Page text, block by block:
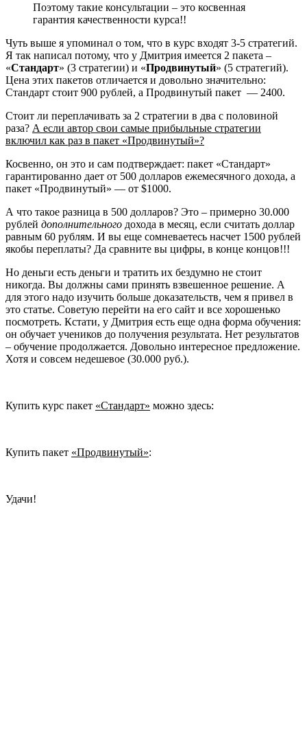
Поэтому такие консультации – это косвенная
гарантия качественности курса!!
Чуть выше я упоминал о том, что в курс входят 3-5 стратегий.
Я так написал потому, что у Дмитрия имеется 2 пакета –
«Стандарт» (3 стратегии) и «Продвинутый» (5 стратегий).
Цена этих пакетов отличается и довольно значительно:
Стандарт стоит 900 рублей, а Продвинутый пакет — 2400.
Стоит ли переплачивать за 2 стратегии в два с половиной
раза? А если автор свои самые прибыльные стратегии
включил как раз в пакет «Продвинутый»?
Косвенно, он это и сам подтверждает: пакет «Стандарт»
гарантированно дает от 500 долларов ежемесячного дохода, а
пакет «Продвинутый» — от $1000.
А что такое разница в 500 долларов? Это – примерно 30.000
рублей дополнительного дохода в месяц, если считать доллар
равным 60 рублям. И вы еще сомневаетесь насчет 1500 рублей
якобы переплаты? Да сравните вы цифры, в конце концов!!!
Но деньги есть деньги и тратить их бездумно не стоит
никогда. Вы должны сами принять взвешенное решение. А
для этого надо изучить больше доказательств, чем я привел в
это статье. Советую перейти на его сайт и все хорошенько
посмотреть. Кстати, у Дмитрия есть еще одна форма обучения:
он обучает учеников до получения результата. Нет результатов
– обучение продолжается. Довольно интересное предложение.
Хотя и совсем недешевое (30.000 руб.).
Купить курс пакет «Стандарт» можно здесь:
Купить пакет «Продвинутый»:
Удачи!